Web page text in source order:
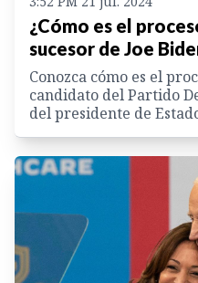
¿Cómo es el
sucesor de Joe
Conozca cómo es el
candidato del Partido
del presidente de